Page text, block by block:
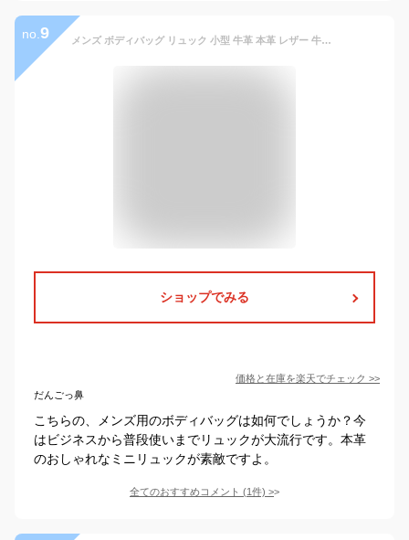
no. 9 メンズ ボディバッグ リュック 小型 牛革 本革 レザー 牛本革小型リュック 大型 ボディーバグ 2WAYタイプ シンプル ギフト 斜め掛け オレンジ ブラウン メンズ レディース 男女兼用 プレゼント 革 斜めがけ レザー ファスナー 旅行 おでかけ 学生
ショップでみる
価格と在庫を楽天でチェック >>
だんごっ鼻
こちらの、メンズ用のボディバッグは如何でしょうか？今
はビジネスから普段使いまでリュックが大流行です。本革
のおしゃれなミニリュックが素敵ですよ。
全てのおすすめコメント (1件) >